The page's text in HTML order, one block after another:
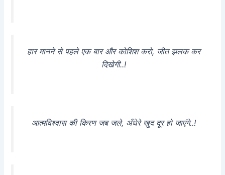
हार मानने से पहले एक बार और कोशिश करो, जीत झलक कर
दिखेगी..!
आत्मविश्वास की किरण जब जले, अँधेरे खुद दूर हो जाएंगे..!